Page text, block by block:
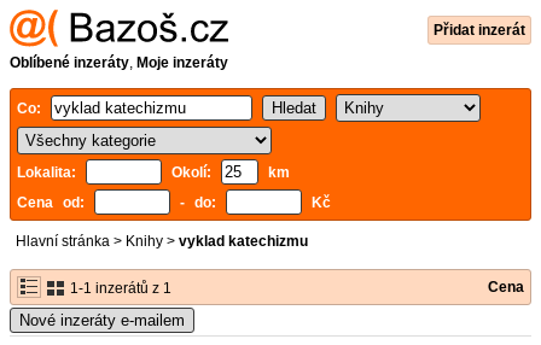
Přidat inzerát
Oblíbené inzeráty, Moje inzeráty
Co:
Lokalita: Okolí:
km
Cena od:
- do: Kč
Hlavní stránka > Knihy > vyklad katechizmu
1-1 inzerátů z 1 Cena
Nové inzeráty e-mailem